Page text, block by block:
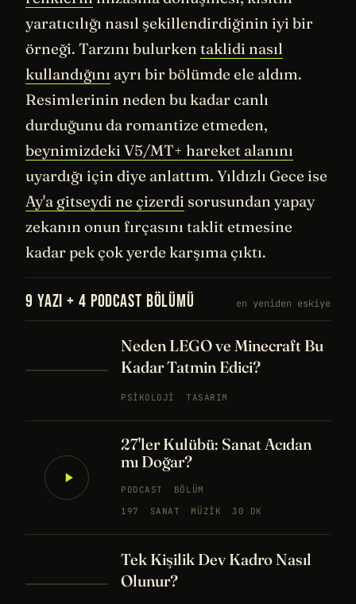
yaratıcılığı nasıl şekillendirdiğinin iyi bir
örneği. Tarzını bulurken taklidi nasıl
kullandığını ayrı bir bölümde ele aldım.
Resimlerinin neden bu kadar canlı
durduğunu da romantize etmeden,
beynimizdeki V5/MT+ hareket alanını
uyardığı için diye anlattım. Yıldızlı Gece ise
Ay'a gitseydi ne çizerdi sorusundan yapay
zekanın onun fırçasını taklit etmesine
kadar pek çok yerde karşıma çıktı.
9 YAZI + 4 PODCAST BÖLÜMÜ en yeniden eskiye
Neden LEGO ve Minecraft Bu
Kadar Tatmin Edici?
PSIKOLOJI TASARIM
27'ler Kulübü: Sanat Acıdan
mı Doğar?
PODCAST
BÖLÜM
197
SANAT MÜZIK 30 DK
Tek Kişilik Dev Kadro Nasıl
Olunur?